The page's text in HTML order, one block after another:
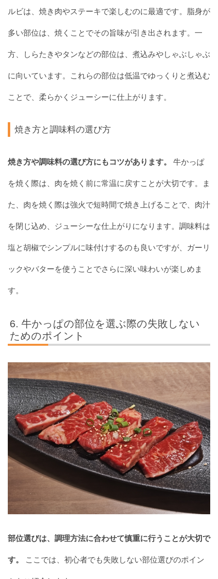
ルビは、焼き肉やステーキで楽しむのに最適です。脂身が
多い部位は、焼くことでその旨味が引き出されます。一
方、しらたきやタンなどの部位は、煮込みやしゃぶしゃぶ
に向いています。これらの部位は低温でゆっくりと煮込む
ことで、柔らかくジューシーに仕上がります。
焼き方と調味料の選び方
焼き方や調味料の選び方にもコツがあります。 牛かっぱ
を焼く際は、肉を焼く前に常温に戻すことが大切です。ま
た、肉を焼く際は強火で短時間で焼き上げることで、肉汁
を閉じ込め、ジューシーな仕上がりになります。調味料は
塩と胡椒でシンプルに味付けするのも良いですが、ガーリ
ックやバターを使うことでさらに深い味わいが楽しめま
す。
牛かっぱの部位を選ぶ際の失敗しない
ためのポイント
部位選びは、調理方法に合わせて慎重に行うことが大切で
す。 ここでは、初心者でも失敗しない部位選びのポイン